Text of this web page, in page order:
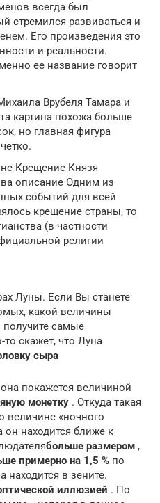
всегда был
стремился развиваться и
Его произведения это
и реальности.
ее название говорит
Врубеля Тамара и
картина похожа больше
но главная фигура
Крещение Князя
описание Одним из
событий для всей
крещение страны, то
(в частности
религии
Луны. Если Вы станете
какой величины
получите самые
скажет, что Луна
сыра
покажется величиной
монетку . Откуда такая
величине «ночного
он находится ближе к
больше размером ,
примерно на 1,5 % по
находится в зените.
иллюзией . По